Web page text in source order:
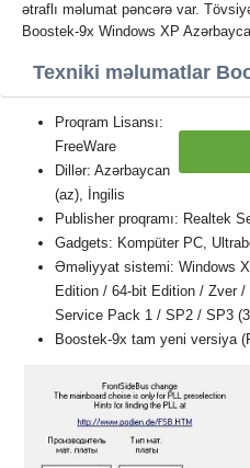
ətraflı məlumat pəncərə var.
Boostek-9x Windows XP
Texniki məlumatlar
Proqram Lisansı:
FreeWare
Dillər: Azərbaycan
(az), İngilis
Publisher proqramı: Realtek
Gadgets: Kompüter PC,
Əməliyyat sistemi: Windows
Edition / 64-bit Edition / Zver
Service Pack 1 / SP2 / SP3
Boostek-9x tam yeni versiya